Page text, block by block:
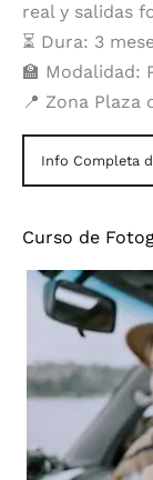
real y salidas
⏳ Dura: 3
🏫 Modalidad:
📍 Zona Plaza
Info Completa
Curso de